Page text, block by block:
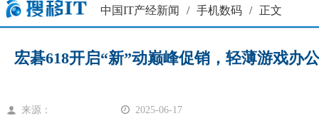
中国IT产经新闻 / 手机数码 / 正文
宏碁618开启“新”动巅峰促销，轻薄游戏办
来源： 2025-06-17